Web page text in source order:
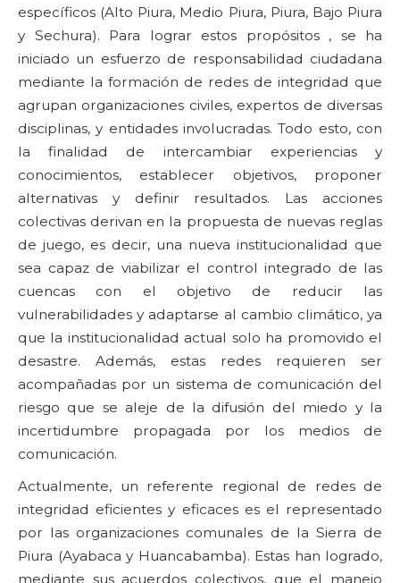
específicos (Alto Piura, Medio Piura, Piura, Bajo Piura
y Sechura). Para lograr estos propósitos , se ha
iniciado un esfuerzo de responsabilidad ciudadana
mediante la formación de redes de integridad que
agrupan organizaciones civiles, expertos de diversas
disciplinas, y entidades involucradas. Todo esto, con
la finalidad de intercambiar experiencias y
conocimientos, establecer objetivos, proponer
alternativas y definir resultados. Las acciones
colectivas derivan en la propuesta de nuevas reglas
de juego, es decir, una nueva institucionalidad que
sea capaz de viabilizar el control integrado de las
cuencas con el objetivo de reducir las
vulnerabilidades y adaptarse al cambio climático, ya
que la institucionalidad actual solo ha promovido el
desastre. Además, estas redes requieren ser
acompañadas por un sistema de comunicación del
riesgo que se aleje de la difusión del miedo y la
incertidumbre propagada por los medios de
comunicación.
Actualmente, un referente regional de redes de
integridad eficientes y eficaces es el representado
por las organizaciones comunales de la Sierra de
Piura (Ayabaca y Huancabamba). Estas han logrado,
mediante sus acuerdos colectivos, que el manejo